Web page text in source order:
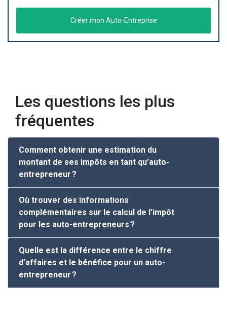
Créer mon Auto-Entreprise
Les questions les plus
fréquentes
Comment obtenir une estimation du
montant de ses impôts en tant qu’auto-
entrepreneur ?
Où trouver des informations
complémentaires sur le calcul de l’impôt
pour les auto-entrepreneurs ?
Quelle est la différence entre le chiffre
d’affaires et le bénéfice pour un auto-
entrepreneur ?